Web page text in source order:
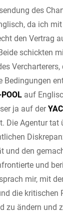
des
da ich
den Vertrag
schickten
Bedingungen
auf
ja auf der
Die Agentur tat
und den
und
mir, mit
die kritischen
zu ändern und